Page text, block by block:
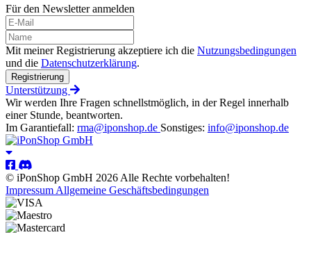
Für den Newsletter anmelden
Mit meiner Registrierung akzeptiere ich die Nutzungsbedingungen
und die Datenschutzerklärung.
Registrierung
Unterstützung
Wir werden Ihre Fragen schnellstmöglich, in der Regel innerhalb
einer Stunde, beantworten.
Im Garantiefall: rma@iponshop.de Sonstiges: info@iponshop.de
© iPonShop GmbH 2026 Alle Rechte vorbehalten!
Impressum Allgemeine Geschäftsbedingungen